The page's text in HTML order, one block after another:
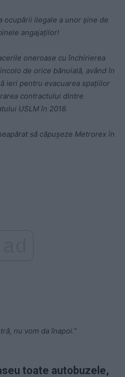
ocupării ilegale a unor șine de
angajaților!
oneroase cu închirierea
de orice bănuială, având în
ieri pentru evacuarea spațiilor
contractului dintre
USLM în 2018.
să căpușeze Metrorex în
nu vom da înapoi.”
toate autobuzele,